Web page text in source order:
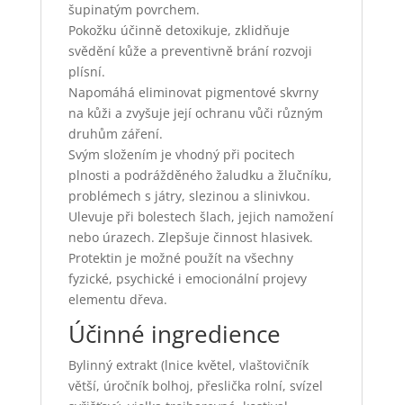
šupinatým povrchem.
Pokožku účinně detoxikuje, zklidňuje
svědění kůže a preventivně brání rozvoji
plísní.
Napomáhá eliminovat pigmentové skvrny
na kůži a zvyšuje její ochranu vůči různým
druhům záření.
Svým složením je vhodný při pocitech
plnosti a podrážděného žaludku a žlučníku,
problémech s játry, slezinou a slinivkou.
Ulevuje při bolestech šlach, jejich namožení
nebo úrazech. Zlepšuje činnost hlasivek.
Protektin je možné použít na všechny
fyzické, psychické i emocionální projevy
elementu dřeva.
Účinné ingredience
Bylinný extrakt (lnice květel, vlaštovičník
větší, úročník bolhoj, přeslička rolní, svízel